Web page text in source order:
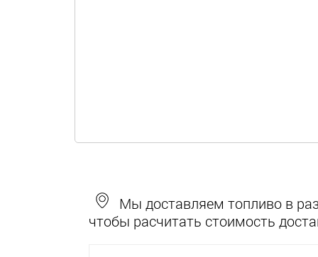
Мы доставляем топливо в
чтобы расчитать стоимость